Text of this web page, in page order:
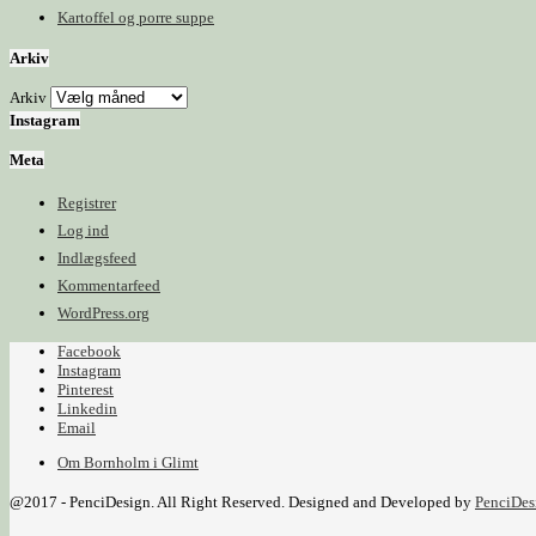
Kartoffel og porre suppe
Arkiv
Arkiv
Instagram
Meta
Registrer
Log ind
Indlægsfeed
Kommentarfeed
WordPress.org
Facebook
Instagram
Pinterest
Linkedin
Email
Om Bornholm i Glimt
@2017 - PenciDesign. All Right Reserved. Designed and Developed by